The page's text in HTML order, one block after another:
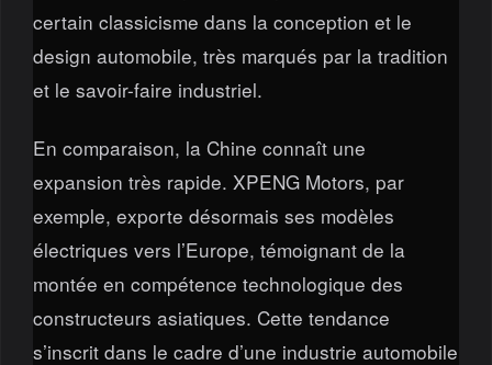
certain classicisme dans la conception et le
design automobile, très marqués par la tradition
et le savoir-faire industriel.
En comparaison, la Chine connaît une
expansion très rapide. XPENG Motors, par
exemple, exporte désormais ses modèles
électriques vers l’Europe, témoignant de la
montée en compétence technologique des
constructeurs asiatiques. Cette tendance
s’inscrit dans le cadre d’une industrie automobile